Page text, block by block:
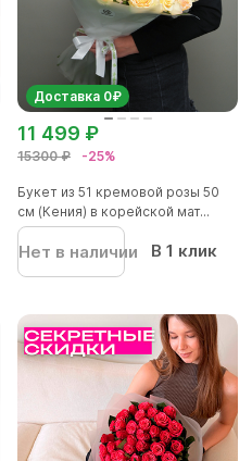
Доставка 0₽
15300 ₽ -25%
11 499 ₽
Букет из 51 кремовой розы 50
см (Кения) в корейской мат...
Нет в наличии В 1 клик